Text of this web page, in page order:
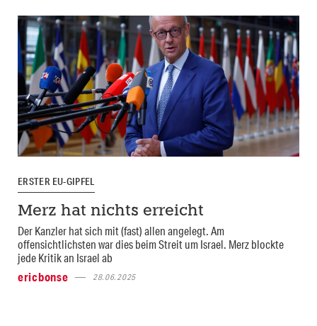
ERSTER EU-GIPFEL
Merz hat nichts erreicht
Der Kanzler hat sich mit (fast) allen angelegt. Am
offensichtlichsten war dies beim Streit um Israel. Merz blockte
jede Kritik an Israel ab
ericbonse
28.06.2025